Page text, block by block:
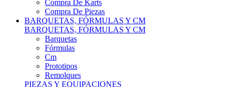
BARQUETAS, FÓRMULAS Y CM
BARQUETAS, FÓRMULAS Y CM
Barquetas
Fórmulas
Cm
Prototipos
Remolques
PIEZAS Y EQUIPACIONES
Mecánica